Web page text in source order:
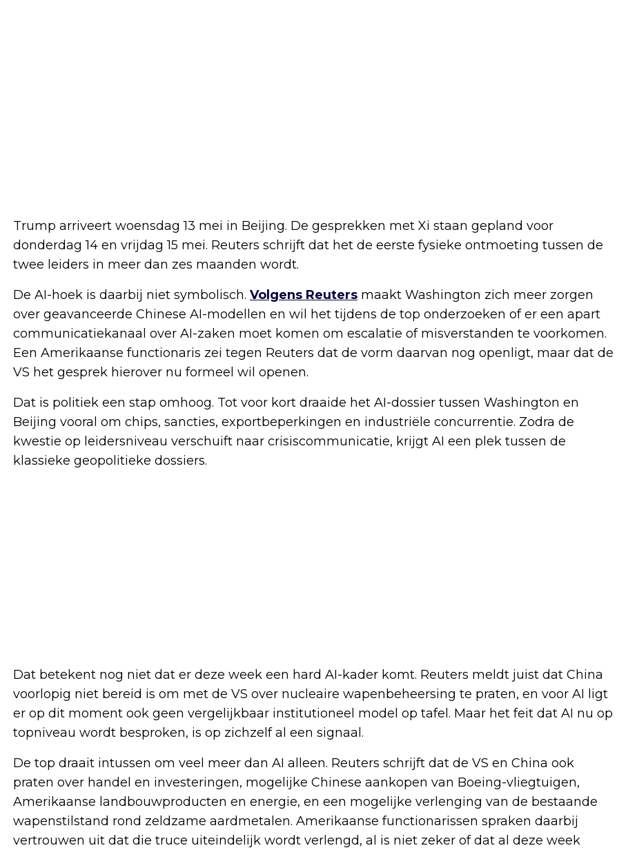
Trump arriveert woensdag 13 mei in Beijing. De gesprekken met Xi staan gepland voor
donderdag 14 en vrijdag 15 mei. Reuters schrijft dat het de eerste fysieke ontmoeting tussen de
twee leiders in meer dan zes maanden wordt.
De AI-hoek is daarbij niet symbolisch. Volgens Reuters maakt Washington zich meer zorgen
over geavanceerde Chinese AI-modellen en wil het tijdens de top onderzoeken of er een apart
communicatiekanaal over AI-zaken moet komen om escalatie of misverstanden te voorkomen.
Een Amerikaanse functionaris zei tegen Reuters dat de vorm daarvan nog openligt, maar dat de
VS het gesprek hierover nu formeel wil openen.
Dat is politiek een stap omhoog. Tot voor kort draaide het AI-dossier tussen Washington en
Beijing vooral om chips, sancties, exportbeperkingen en industriële concurrentie. Zodra de
kwestie op leidersniveau verschuift naar crisiscommunicatie, krijgt AI een plek tussen de
klassieke geopolitieke dossiers.
Dat betekent nog niet dat er deze week een hard AI-kader komt. Reuters meldt juist dat China
voorlopig niet bereid is om met de VS over nucleaire wapenbeheersing te praten, en voor AI ligt
er op dit moment ook geen vergelijkbaar institutioneel model op tafel. Maar het feit dat AI nu op
topniveau wordt besproken, is op zichzelf al een signaal.
De top draait intussen om veel meer dan AI alleen. Reuters schrijft dat de VS en China ook
praten over handel en investeringen, mogelijke Chinese aankopen van Boeing-vliegtuigen,
Amerikaanse landbouwproducten en energie, en een mogelijke verlenging van de bestaande
wapenstilstand rond zeldzame aardmetalen. Amerikaanse functionarissen spraken daarbij
vertrouwen uit dat die truce uiteindelijk wordt verlengd, al is niet zeker of dat al deze week